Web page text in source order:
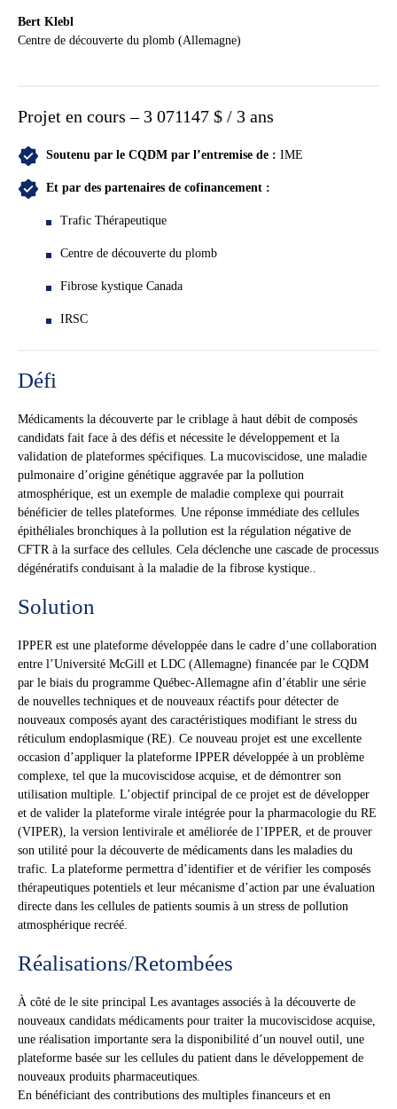
Bert Klebl
Centre de découverte du plomb (Allemagne)
Projet en cours – 3 071147 $ / 3 ans
Soutenu par le CQDM par l’entremise de : IME
Et par des partenaires de cofinancement :
Trafic Thérapeutique
Centre de découverte du plomb
Fibrose kystique Canada
IRSC
Défi
Médicaments la découverte par le criblage à haut débit de composés
candidats fait face à des défis et nécessite le développement et la
validation de plateformes spécifiques. La mucoviscidose, une maladie
pulmonaire d’origine génétique aggravée par la pollution
atmosphérique, est un exemple de maladie complexe qui pourrait
bénéficier de telles plateformes. Une réponse immédiate des cellules
épithéliales bronchiques à la pollution est la régulation négative de
CFTR à la surface des cellules. Cela déclenche une cascade de processus
dégénératifs conduisant à la maladie de la fibrose kystique..
Solution
IPPER est une plateforme développée dans le cadre d’une collaboration
entre l’Université McGill et LDC (Allemagne) financée par le CQDM
par le biais du programme Québec-Allemagne afin d’établir une série
de nouvelles techniques et de nouveaux réactifs pour détecter de
nouveaux composés ayant des caractéristiques modifiant le stress du
réticulum endoplasmique (RE). Ce nouveau projet est une excellente
occasion d’appliquer la plateforme IPPER développée à un problème
complexe, tel que la mucoviscidose acquise, et de démontrer son
utilisation multiple. L’objectif principal de ce projet est de développer
et de valider la plateforme virale intégrée pour la pharmacologie du RE
(VIPER), la version lentivirale et améliorée de l’IPPER, et de prouver
son utilité pour la découverte de médicaments dans les maladies du
trafic. La plateforme permettra d’identifier et de vérifier les composés
thérapeutiques potentiels et leur mécanisme d’action par une évaluation
directe dans les cellules de patients soumis à un stress de pollution
atmosphérique recréé.
Réalisations/Retombées
À côté de le site principal Les avantages associés à la découverte de
nouveaux candidats médicaments pour traiter la mucoviscidose acquise,
une réalisation importante sera la disponibilité d’un nouvel outil, une
plateforme basée sur les cellules du patient dans le développement de
nouveaux produits pharmaceutiques.
En bénéficiant des contributions des multiples financeurs et en